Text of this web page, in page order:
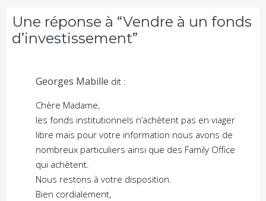
Une réponse à “Vendre à un fonds
d’investissement”
Georges Mabille dit :
Chère Madame,
les fonds institutionnels n’achètent pas en viager
libre mais pour votre information nous avons de
nombreux particuliers ainsi que des Family Office
qui achètent.
Nous restons à votre disposition.
Bien cordialement,